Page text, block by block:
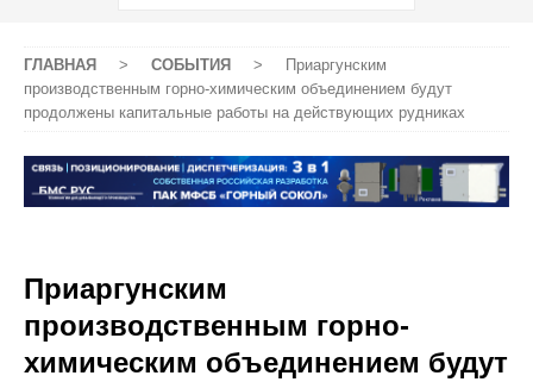
ГЛАВНАЯ > СОБЫТИЯ >
Приаргунским
производственным горно-химическим объединением будут
продолжены капитальные работы на действующих рудниках
Приаргунским
производственным горно-
химическим объединением будут